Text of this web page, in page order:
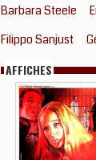
Barbara Steele
Filippo Sanjust
AFFICHES